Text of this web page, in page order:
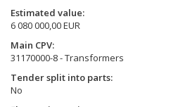
Estimated value
6 080 000,00 EUR
Main CPV
31170000-8 - Transformers
Tender split into parts
No